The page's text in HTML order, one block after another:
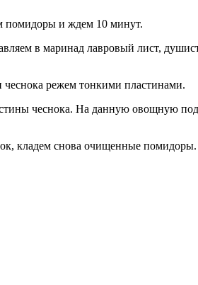
помидоры и ждем 10 минут.
в маринад лавровый лист,
режем тонкими пластинами.
чеснока. На данную овощную
кладем снова очищенные помидоры.